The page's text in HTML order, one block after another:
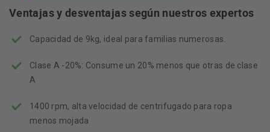
herramienta
ahorro
Youreko.
Ventajas y desventajas según nuestros expertos
Capacidad de 9kg, ideal para familias numerosas.
Clase A -20%: Consume un 20% menos que otras de clase
A
1400 rpm, alta velocidad de centrifugado para ropa
menos mojada